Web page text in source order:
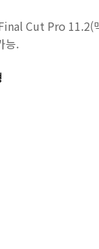
Cut Pro 11.2(
능.